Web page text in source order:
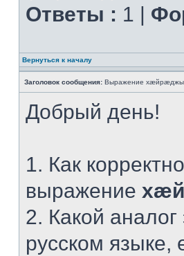
Ответы : 1 |
Вернуться к началу
Заголовок сообщения: Выражение
Добрый день!
1. Как
выражение
2. Какой
русском языке,